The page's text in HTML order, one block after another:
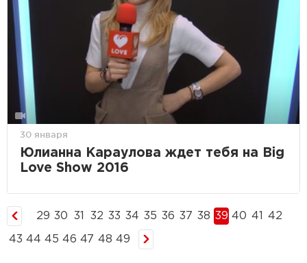
30 января
Юлианна Караулова ждет тебя на Big
Love Show 2016
29 30 31 32 33 34 35 36 37 38 39 40 41 42
43 44 45 46 47 48 49